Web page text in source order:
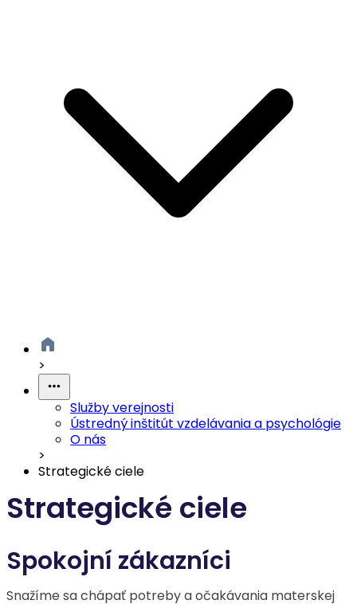
>
Služby verejnosti
Ústredný inštitút vzdelávania a psychológie
O nás
>
Strategické ciele
Strategické ciele
Spokojní zákazníci
Snažíme sa chápať potreby a očakávania materskej